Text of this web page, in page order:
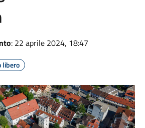
: 22 aprile 2024, 18:47
libero